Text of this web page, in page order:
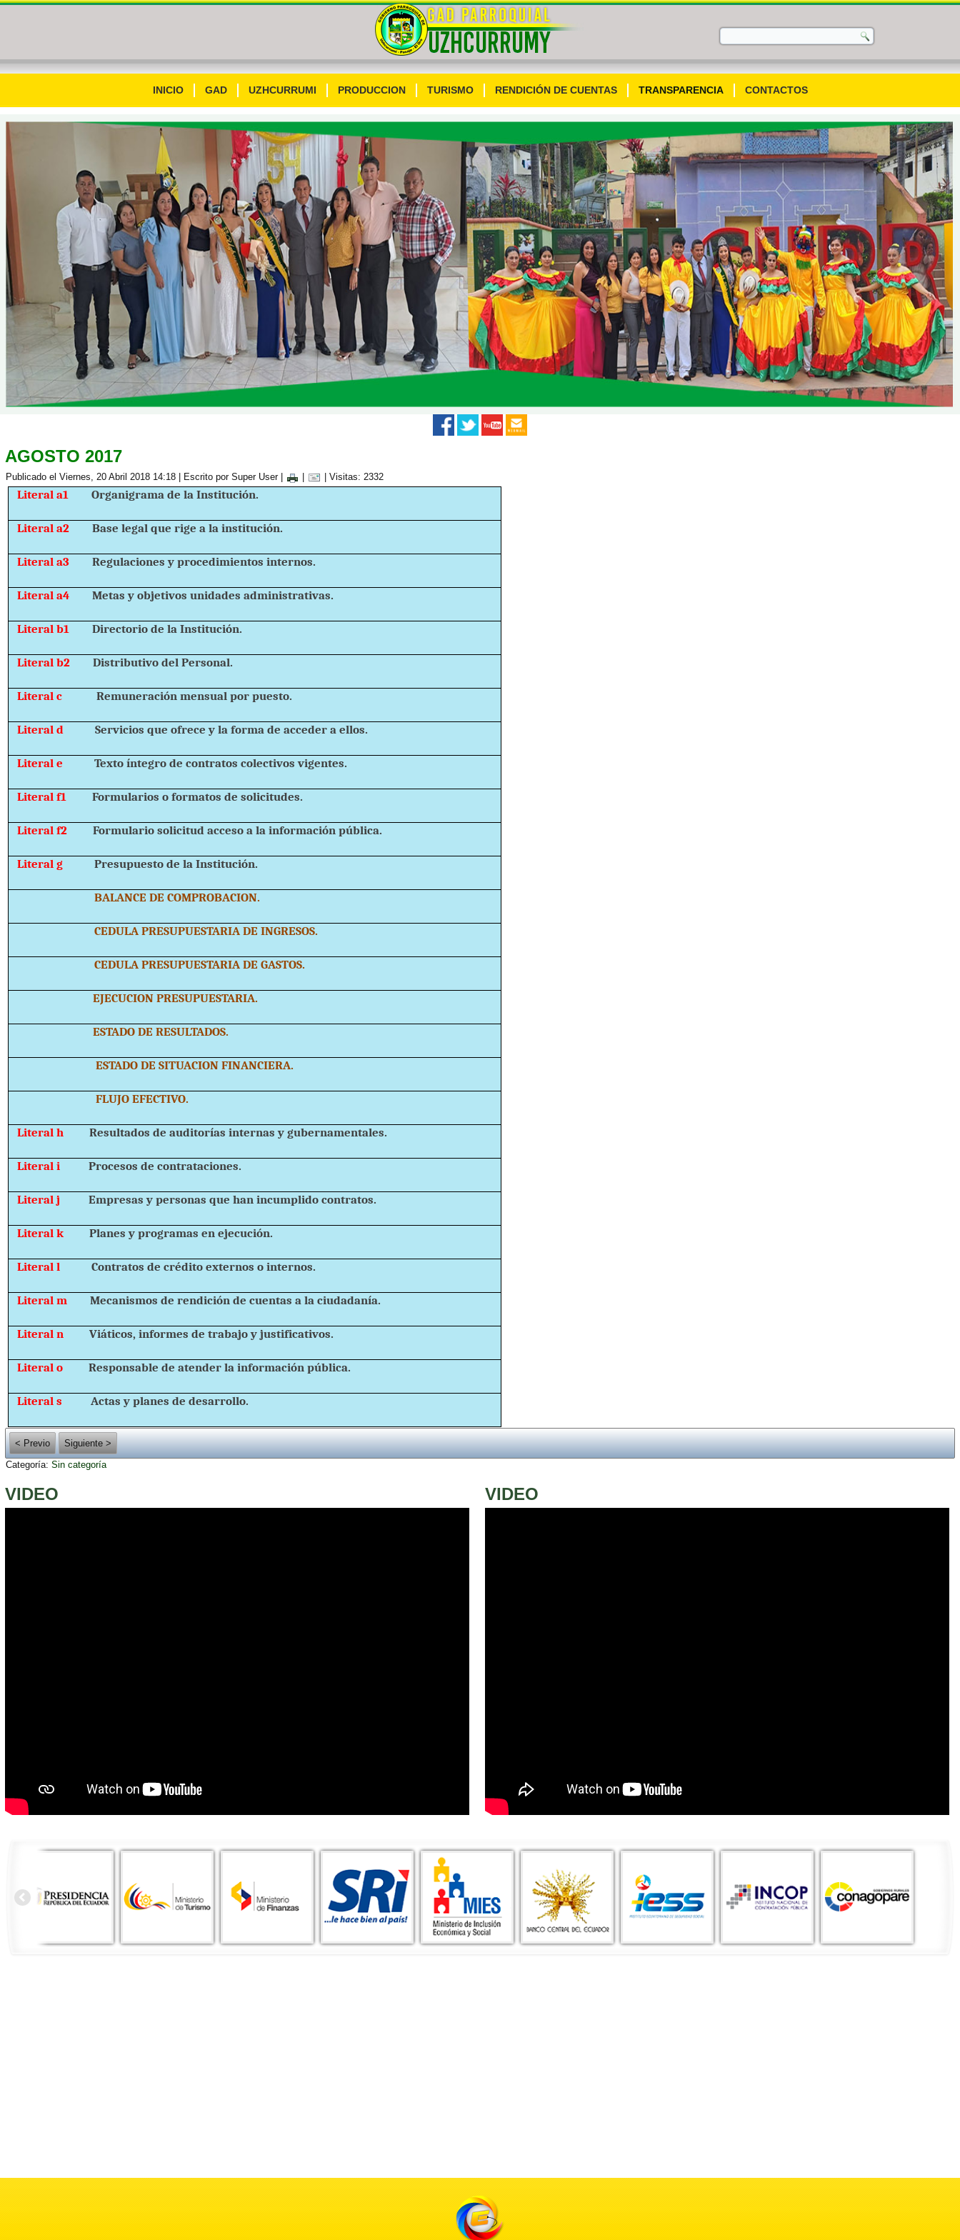
INICIO GAD UZHCURRUMI PRODUCCION TURISMO RENDICIÓN DE CUENTAS TRANSPARENCIA CONTACTOS
AGOSTO 2017
Publicado el Viernes, 20 Abril 2018 14:18 Escrito por Super User| | Visitas: 2332
Literal a1Organigrama de la Institución.
Literal a2Base legal que rige a la institución.
Literal a3Regulaciones y procedimientos internos.
Literal a4Metas y objetivos unidades administrativas.
Literal b1Directorio de la Institución.
Literal b2Distributivo del Personal.
Literal c Remuneración mensual por puesto.
Literal dServicios que ofrece y la forma de acceder a ellos.
Literal eTexto íntegro de contratos colectivos vigentes.
Literal f1Formularios o formatos de solicitudes.
Literal f2Formulario solicitud acceso a la información pública.
Literal gPresupuesto de la Institución.
BALANCE DE COMPROBACION.
CEDULA PRESUPUESTARIA DE INGRESOS.
CEDULA PRESUPUESTARIA DE GASTOS.
EJECUCION PRESUPUESTARIA.
ESTADO DE RESULTADOS.
ESTADO DE SITUACION FINANCIERA.
FLUJO EFECTIVO.
Literal hResultados de auditorías internas y gubernamentales.
Literal iProcesos de contrataciones.
Literal jEmpresas y personas que han incumplido contratos.
Literal kPlanes y programas en ejecución.
Literal lContratos de crédito externos o internos.
Literal mMecanismos de rendición de cuentas a la ciudadanía.
Literal nViáticos, informes de trabajo y justificativos.
Literal oResponsable de atender la información pública.
Literal sActas y planes de desarrollo.
< Previo
Siguiente >
Categoría: Sin categoría
VIDEO VIDEO